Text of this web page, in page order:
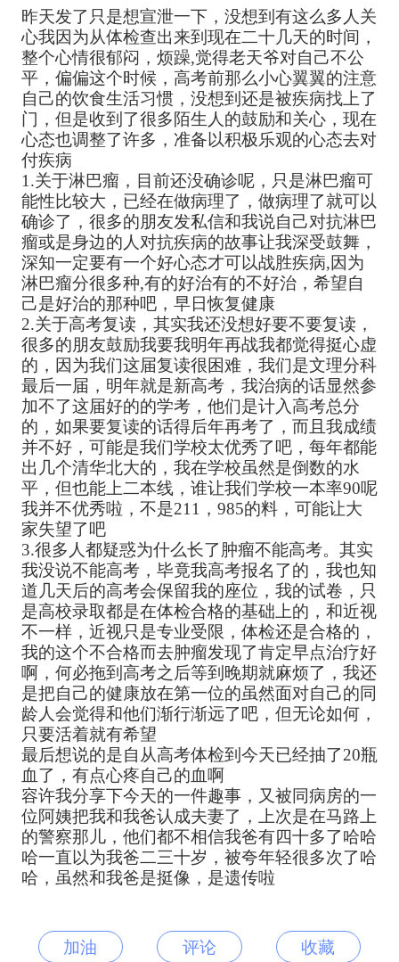
昨天发了只是想宣泄一下，没想到有这么多人关
心我因为从体检查出来到现在二十几天的时间，
整个心情很郁闷，烦躁,觉得老天爷对自己不公
平，偏偏这个时候，高考前那么小心翼翼的注意
自己的饮食生活习惯，没想到还是被疾病找上了
门，但是收到了很多陌生人的鼓励和关心，现在
心态也调整了许多，准备以积极乐观的心态去对
付疾病
1.关于淋巴瘤，目前还没确诊呢，只是淋巴瘤可
能性比较大，已经在做病理了，做病理了就可以
确诊了，很多的朋友发私信和我说自己对抗淋巴
瘤或是身边的人对抗疾病的故事让我深受鼓舞，
深知一定要有一个好心态才可以战胜疾病,因为
淋巴瘤分很多种,有的好治有的不好治，希望自
己是好治的那种吧，早日恢复健康
2.关于高考复读，其实我还没想好要不要复读，
很多的朋友鼓励我要我明年再战我都觉得挺心虚
的，因为我们这届复读很困难，我们是文理分科
最后一届，明年就是新高考，我治病的话显然参
加不了这届好的的学考，他们是计入高考总分
的，如果要复读的话得后年再考了，而且我成绩
并不好，可能是我们学校太优秀了吧，每年都能
出几个清华北大的，我在学校虽然是倒数的水
平，但也能上二本线，谁让我们学校一本率90呢
我并不优秀啦，不是211，985的料，可能让大
家失望了吧
3.很多人都疑惑为什么长了肿瘤不能高考。其实
我没说不能高考，毕竟我高考报名了的，我也知
道几天后的高考会保留我的座位，我的试卷，只
是高校录取都是在体检合格的基础上的，和近视
不一样，近视只是专业受限，体检还是合格的，
我的这个不合格而去肿瘤发现了肯定早点治疗好
啊，何必拖到高考之后等到晚期就麻烦了，我还
是把自己的健康放在第一位的虽然面对自己的同
龄人会觉得和他们渐行渐远了吧，但无论如何，
只要活着就有希望
最后想说的是自从高考体检到今天已经抽了20瓶
血了，有点心疼自己的血啊
容许我分享下今天的一件趣事，又被同病房的一
位阿姨把我和我爸认成夫妻了，上次是在马路上
的警察那儿，他们都不相信我爸有四十多了哈哈
哈一直以为我爸二三十岁，被夸年轻很多次了哈
哈，虽然和我爸是挺像，是遗传啦
加油 评论 收藏